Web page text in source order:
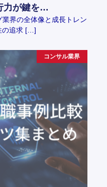
力が鍵を…
業界の全体像と成長トレン
の追求 […]
コンサル業界